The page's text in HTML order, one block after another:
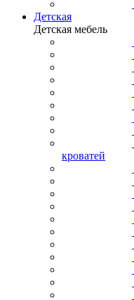
Детская
Детская мебель
кроватей